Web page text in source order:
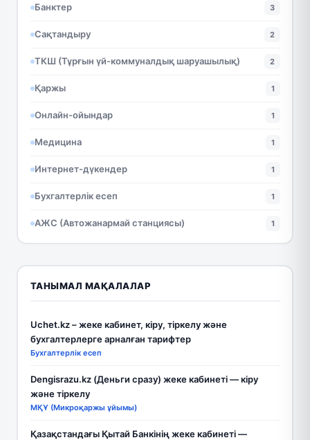
Банктер 3
Сақтандыру 2
ТКШ (Тұрғын үй-коммуналдық шаруашылық) 2
Қаржы 1
Онлайн-ойындар 1
Медицина 1
Интернет-дүкендер 1
Бухгалтерлік есеп 1
АЖС (Автожанармай станциясы) 1
ТАНЫМАЛ МАҚАЛАЛАР
Uchet.kz – жеке кабинет, кіру, тіркелу және
бухгалтерлерге арналған тарифтер
Бухгалтерлік есеп
Dengisrazu.kz (Деньги сразу) жеке кабинеті — кіру
және тіркелу
МҚҰ (Микроқаржы ұйымы)
Қазақстандағы Қытай Банкінің жеке кабинеті —